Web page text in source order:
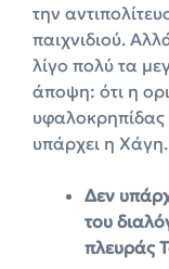
την
παιχνιδιού.
λίγο πολύ τα
άποψη: ότι η
υφαλοκρηπίδας
υπάρχει η Χάγη.
Δεν
του
πλευράς